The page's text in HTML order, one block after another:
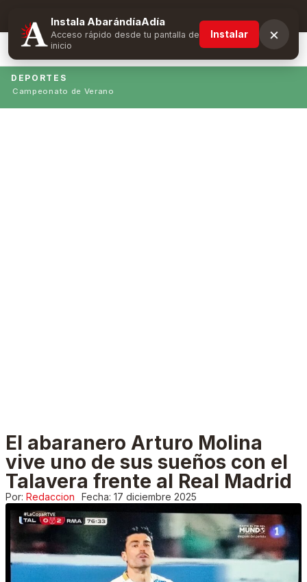
Suscríbete y obtén ventajas exclusivas
DEPORTES
Campeonato de Verano
El abaranero Arturo Molina
vive uno de sus sueños con el
Talavera frente al Real Madrid
Por: Redaccion Fecha: 17 diciembre 2025
Instala AbarándíaAdía
Acceso rápido desde tu pantalla de
inicio
Instalar ×